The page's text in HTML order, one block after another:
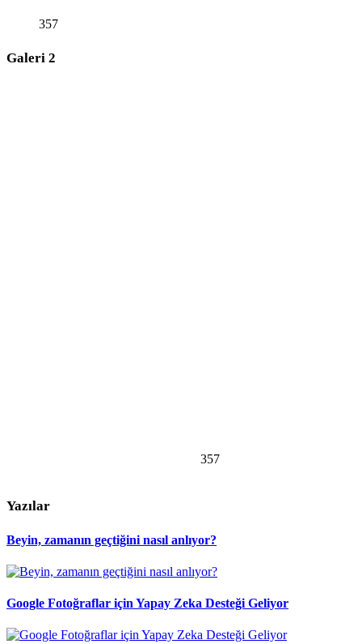
357
Galeri 2
357
Yazılar
Beyin, zamanın geçtiğini nasıl anlıyor?
Google Fotoğraflar için Yapay Zeka Desteği Geliyor